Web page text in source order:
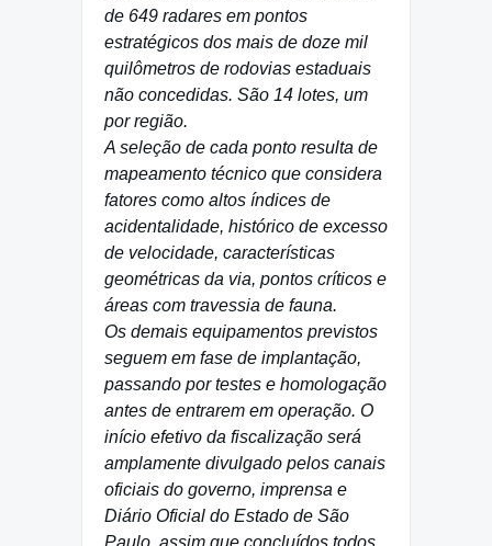
de 649 radares em pontos
estratégicos dos mais de doze mil
quilômetros de rodovias estaduais
não concedidas. São 14 lotes, um
por região.
A seleção de cada ponto resulta de
mapeamento técnico que considera
fatores como altos índices de
acidentalidade, histórico de excesso
de velocidade, características
geométricas da via, pontos críticos e
áreas com travessia de fauna.
Os demais equipamentos previstos
seguem em fase de implantação,
passando por testes e homologação
antes de entrarem em operação. O
início efetivo da fiscalização será
amplamente divulgado pelos canais
oficiais do governo, imprensa e
Diário Oficial do Estado de São
Paulo, assim que concluídos todos